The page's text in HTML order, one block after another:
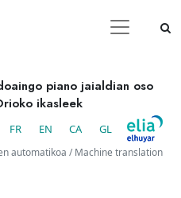
piano jaialdian oso
ikasleek
FR EN CA GL
automatikoa / Machine translation